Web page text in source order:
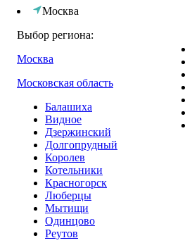
Москва
Выбор региона:
Москва
Московская область
Балашиха
Видное
Дзержинский
Долгопрудный
Королев
Котельники
Красногорск
Люберцы
Мытищи
Одинцово
Реутов